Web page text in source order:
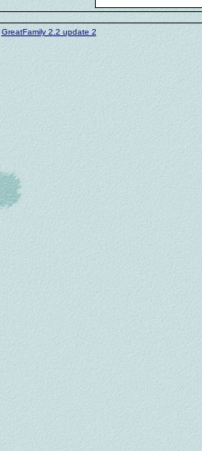
GreatFamily 2.2 update 2